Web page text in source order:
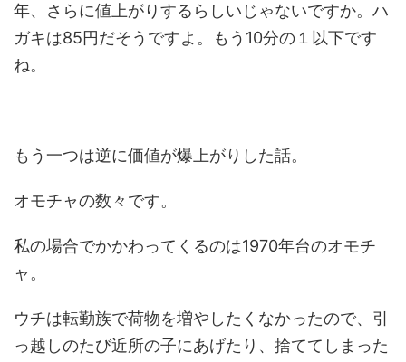
年、さらに値上がりするらしいじゃないですか。ハ
ガキは85円だそうですよ。もう10分の１以下です
ね。
もう一つは逆に価値が爆上がりした話。
オモチャの数々です。
私の場合でかかわってくるのは1970年台のオモチ
ャ。
ウチは転勤族で荷物を増やしたくなかったので、引
っ越しのたび近所の子にあげたり、捨ててしまった